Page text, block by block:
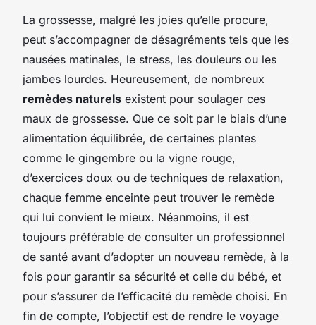
La grossesse, malgré les joies qu’elle procure,
peut s’accompagner de désagréments tels que les
nausées matinales, le stress, les douleurs ou les
jambes lourdes. Heureusement, de nombreux
remèdes naturels existent pour soulager ces
maux de grossesse. Que ce soit par le biais d’une
alimentation équilibrée, de certaines plantes
comme le gingembre ou la vigne rouge,
d’exercices doux ou de techniques de relaxation,
chaque femme enceinte peut trouver le remède
qui lui convient le mieux. Néanmoins, il est
toujours préférable de consulter un professionnel
de santé avant d’adopter un nouveau remède, à la
fois pour garantir sa sécurité et celle du bébé, et
pour s’assurer de l’efficacité du remède choisi. En
fin de compte, l’objectif est de rendre le voyage